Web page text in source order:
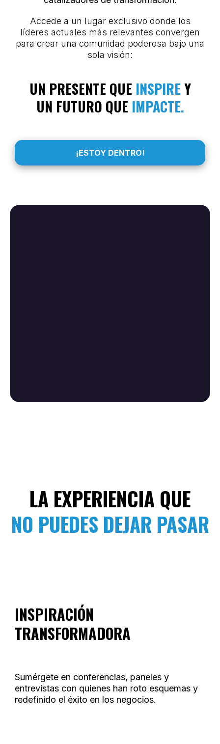
Accede a un lugar exclusivo donde los
líderes actuales más relevantes convergen
para crear una comunidad poderosa bajo una
sola visión:
UN PRESENTE QUE INSPIREY
UN FUTURO QUE IMPACTE.
¡ESTOY DENTRO!
LA EXPERIENCIA QUE
NO PUEDES DEJAR PASAR
INSPIRACIÓN
TRANSFORMADORA
Sumérgete en conferencias, paneles y
entrevistas con quienes han roto esquemas y
redefinido el éxito en los negocios.